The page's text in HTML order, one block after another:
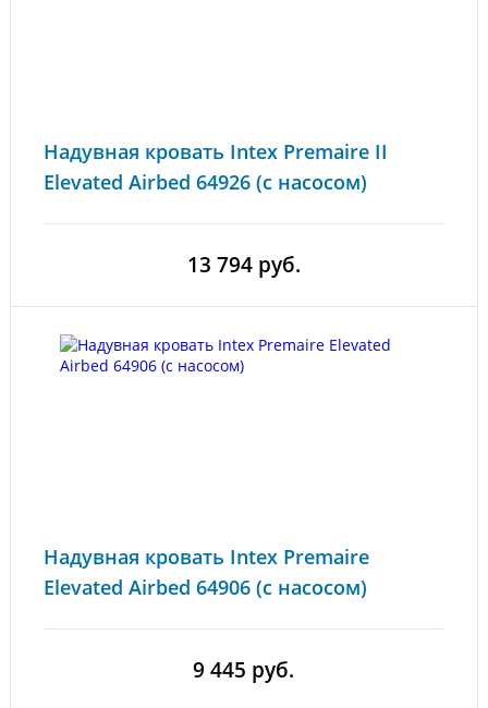
Надувная кровать Intex Premaire II
Elevated Airbed 64926 (с насосом)
13 794 руб.
Надувная кровать Intex Premaire
Elevated Airbed 64906 (с насосом)
9 445 руб.